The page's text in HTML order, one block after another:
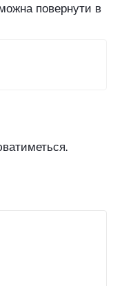
повернути в